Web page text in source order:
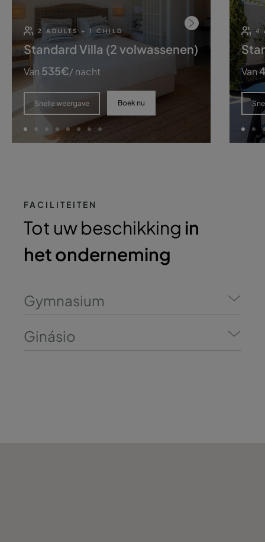
2 ADULTS + 1 CHILD
Standard Villa (2 volwassenen)
Van 535€/ nacht
Snelle weergave Boek nu
4
Van
FACILITEITEN
Tot uw beschikking in
het onderneming
Gymnasium
Ginásio